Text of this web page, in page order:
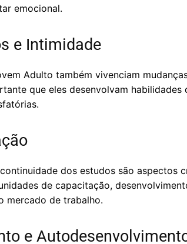
emocional.
e Intimidade
Adulto também vivenciam
que eles desenvolvam
dos estudos são aspectos
de capacitação,
mercado de trabalho.
e